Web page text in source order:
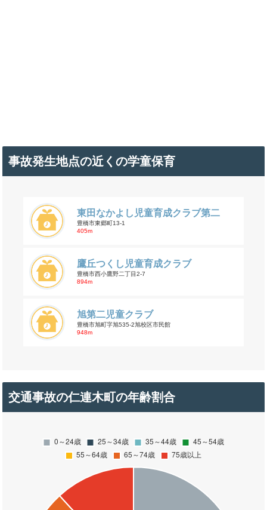
事故発生地点の近くの学童保育
東田なかよし児童育成クラブ第二
豊橋市東郷町13-1
405m
鷹丘つくし児童育成クラブ
豊橋市西小鷹野二丁目2-7
894m
旭第二児童クラブ
豊橋市旭町字旭535-2旭校区市民館
948m
交通事故の仁連木町の年齢割合